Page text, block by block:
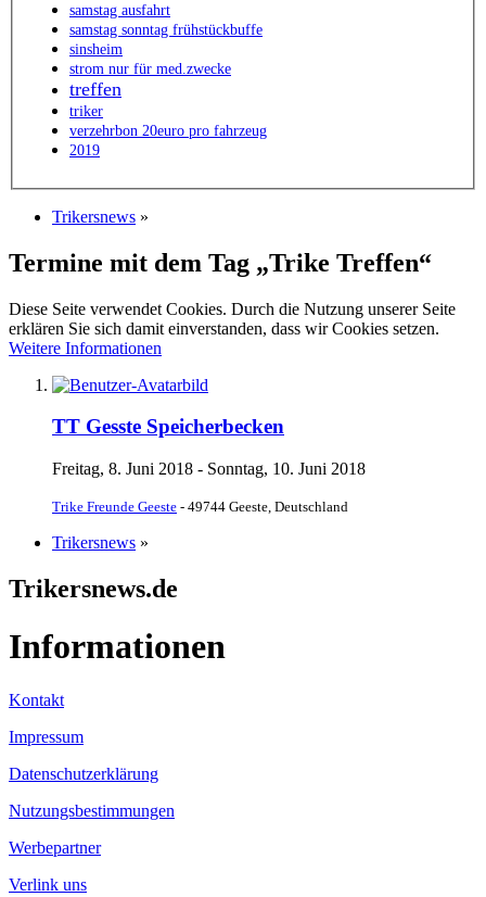
samstag ausfahrt
samstag sonntag frühstückbuffe
sinsheim
strom nur für med.zwecke
treffen
triker
verzehrbon 20euro pro fahrzeug
2019
Trikersnews »
Termine mit dem Tag „Trike Treffen“
Diese Seite verwendet Cookies. Durch die Nutzung unserer Seite
erklären Sie sich damit einverstanden, dass wir Cookies setzen.
Weitere Informationen
TT Gesste Speicherbecken
Freitag, 8. Juni 2018 - Sonntag, 10. Juni 2018
Trike Freunde Geeste - 49744 Geeste, Deutschland
Trikersnews »
Trikersnews.de
Informationen
Kontakt
Impressum
Datenschutzerklärung
Nutzungsbestimmungen
Werbepartner
Verlink uns